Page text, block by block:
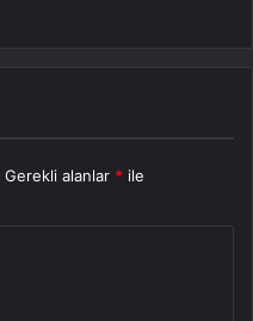
Gerekli alanlar * ile